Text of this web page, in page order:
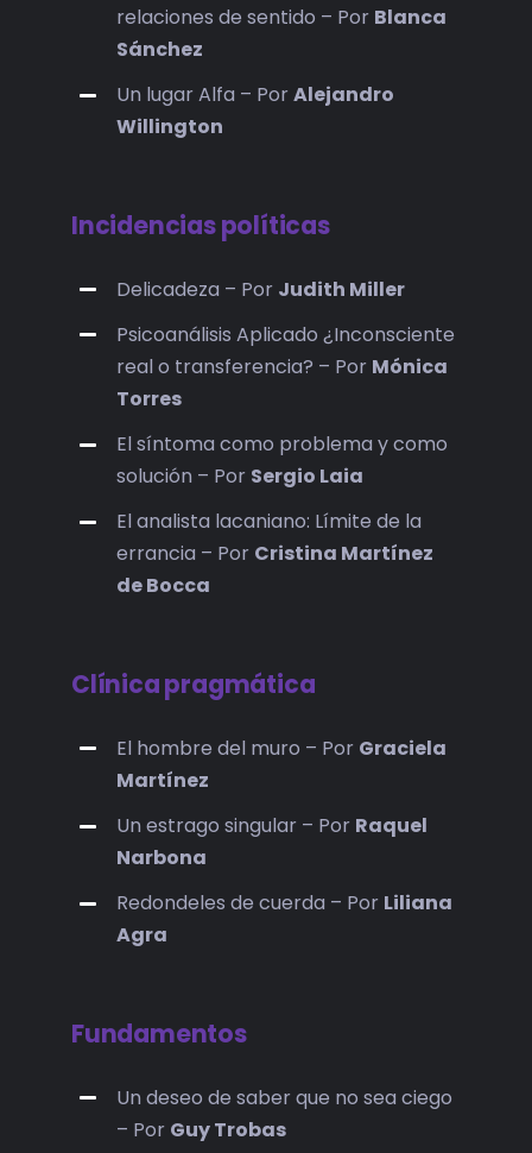
relaciones de sentido – Por Blanca
Sánchez
Un lugar Alfa – PorAlejandro
Willington
Incidencias políticas
Delicadeza – Por Judith Miller
Psicoanálisis Aplicado ¿Inconsciente
real o transferencia? – Por Mónica
Torres
El síntoma como problema y como
solución – Por Sergio Laia
El analista lacaniano: Límite de la
errancia – Por Cristina Martínez
de Bocca
Clínica pragmática
El hombre del muro – Por Graciela
Martínez
Un estrago singular – Por Raquel
Narbona
Redondeles de cuerda – Por Liliana
Agra
Fundamentos
Un deseo de saber que no sea ciego
– Por Guy Trobas